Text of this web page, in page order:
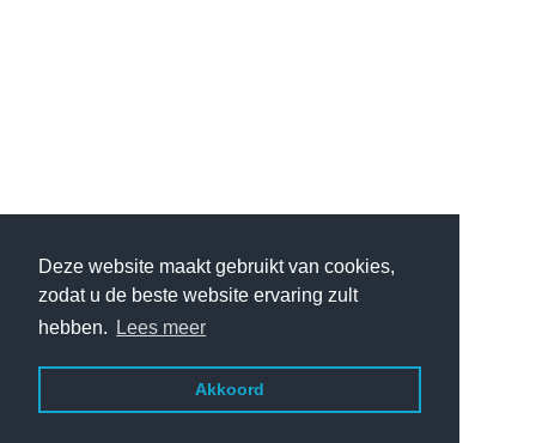
Deze website maakt gebruikt van cookies,
zodat u de beste website ervaring zult
hebben.
Lees meer
Akkoord